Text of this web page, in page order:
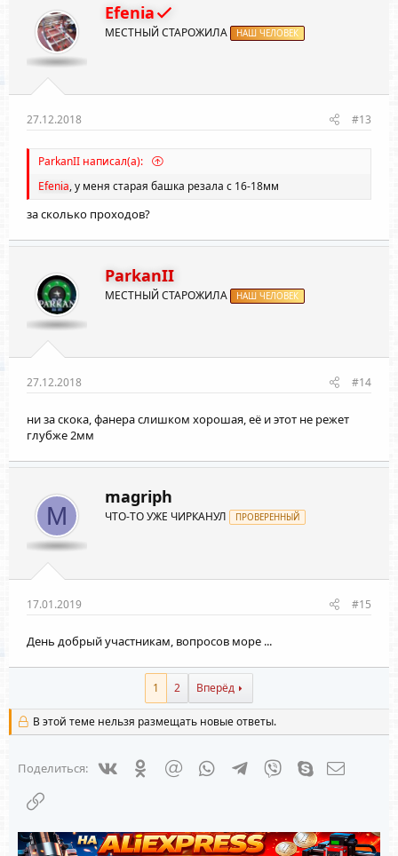
Efenia
МЕСТНЫЙ СТАРОЖИЛА НАШ ЧЕЛОВЕК
27.12.2018 #13
ParkanII написал(а):
Efenia, у меня старая башка резала с 16-18мм
за сколько проходов?
ParkanII
МЕСТНЫЙ СТАРОЖИЛА НАШ ЧЕЛОВЕК
27.12.2018 #14
ни за скока, фанера слишком хорошая, её и этот не режет
глубже 2мм
M
magriph
ЧТО-ТО УЖЕ ЧИРКАНУЛ ПРОВЕРЕННЫЙ
17.01.2019 #15
День добрый участникам, вопросов море ...
1 2 Вперёд
В этой теме нельзя размещать новые ответы.
Поделиться: VkontakteOdnoklassniki
Mail.ru WhatsAppTelegramViber Skype